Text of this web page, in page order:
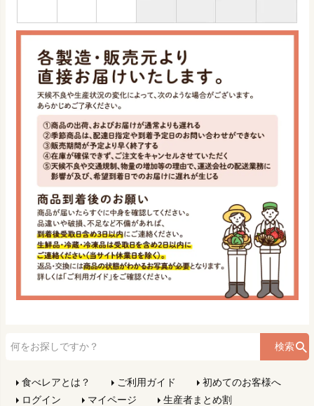
検索
食べレアとは？ ご利用ガイド
初めてのお客様へ
ログイン
マイページ
生産者まとめ割